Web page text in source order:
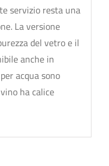
servizio resta una
La versione
del vetro e il
anche in
acqua sono
ha calice